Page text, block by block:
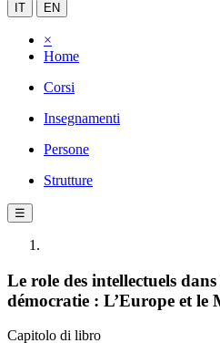
IT EN
×
Home
Corsi
Insegnamenti
Persone
Strutture
☰
Le role des intellectuels
démocratie : L’Europe et le
Capitolo di libro